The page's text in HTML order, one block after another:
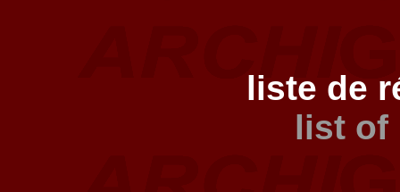
liste de
list of